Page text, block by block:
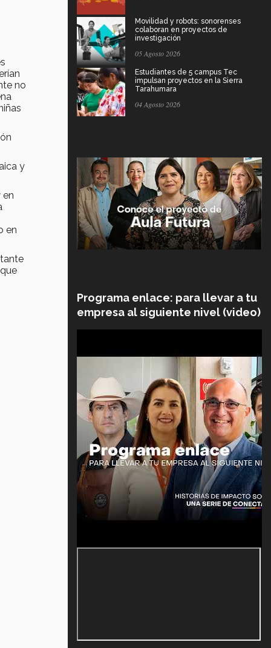
no
y
en
en
Movilidad y robots: sonorenses
colaboran en proyectos de
investigación
05 Agosto 2026
Estudiantes de 5 campus Tec
impulsan proyectos en la Sierra
Tarahumara
04 Agosto 2026
Programa enlace: para llevar a tu
empresa al siguiente nivel (video)